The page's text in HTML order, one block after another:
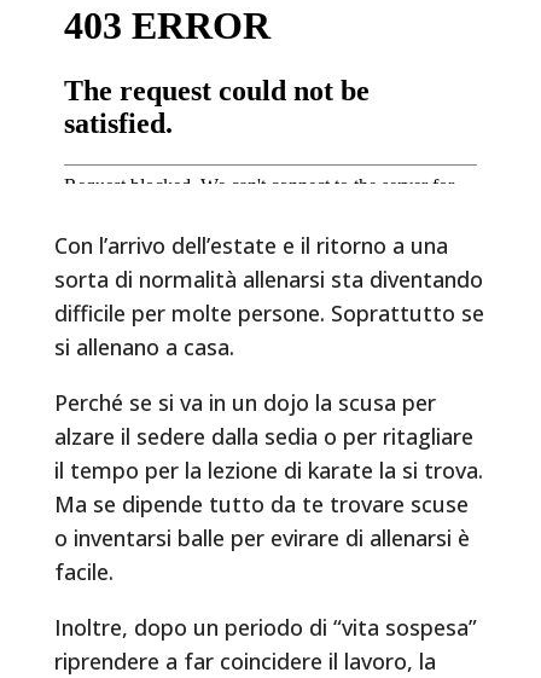
Con l’arrivo dell’estate e il ritorno a una
sorta di normalità allenarsi sta diventando
difficile per molte persone. Soprattutto se
si allenano a casa.
Perché se si va in un dojo la scusa per
alzare il sedere dalla sedia o per ritagliare
il tempo per la lezione di karate la si trova.
Ma se dipende tutto da te trovare scuse
o inventarsi balle per evirare di allenarsi è
facile.
Inoltre, dopo un periodo di “vita sospesa”
riprendere a far coincidere il lavoro, la